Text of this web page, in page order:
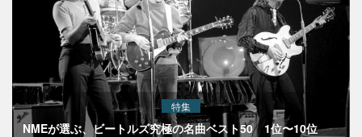
特集
NMEが選ぶ、ビートルズ究極の名曲ベスト50 1位〜10位